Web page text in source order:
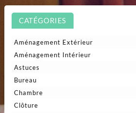
CATÉGORIES
Aménagement Extérieur
Aménagement Intérieur
Astuces
Bureau
Chambre
Clôture